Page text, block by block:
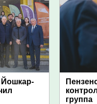
Йошкар-
группа